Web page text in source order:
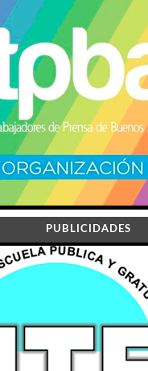
PUBLICIDADES